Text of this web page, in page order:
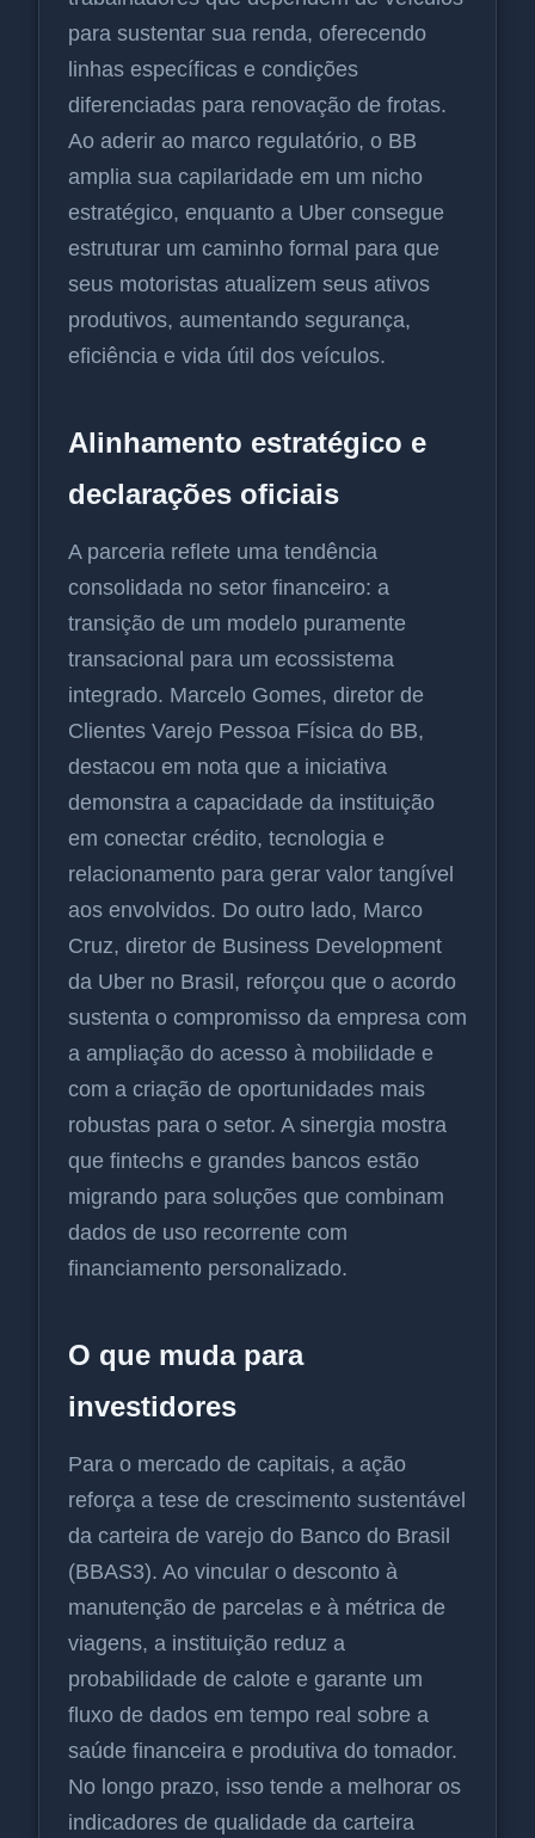
para sustentar sua renda, oferecendo
linhas específicas e condições
diferenciadas para renovação de frotas.
Ao aderir ao marco regulatório, o BB
amplia sua capilaridade em um nicho
estratégico, enquanto a Uber consegue
estruturar um caminho formal para que
seus motoristas atualizem seus ativos
produtivos, aumentando segurança,
eficiência e vida útil dos veículos.
Alinhamento estratégico e
declarações oficiais
A parceria reflete uma tendência
consolidada no setor financeiro: a
transição de um modelo puramente
transacional para um ecossistema
integrado. Marcelo Gomes, diretor de
Clientes Varejo Pessoa Física do BB,
destacou em nota que a iniciativa
demonstra a capacidade da instituição
em conectar crédito, tecnologia e
relacionamento para gerar valor tangível
aos envolvidos. Do outro lado, Marco
Cruz, diretor de Business Development
da Uber no Brasil, reforçou que o acordo
sustenta o compromisso da empresa com
a ampliação do acesso à mobilidade e
com a criação de oportunidades mais
robustas para o setor. A sinergia mostra
que fintechs e grandes bancos estão
migrando para soluções que combinam
dados de uso recorrente com
financiamento personalizado.
O que muda para
investidores
Para o mercado de capitais, a ação
reforça a tese de crescimento sustentável
da carteira de varejo do Banco do Brasil
(BBAS3). Ao vincular o desconto à
manutenção de parcelas e à métrica de
viagens, a instituição reduz a
probabilidade de calote e garante um
fluxo de dados em tempo real sobre a
saúde financeira e produtiva do tomador.
No longo prazo, isso tende a melhorar os
indicadores de qualidade da carteira